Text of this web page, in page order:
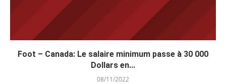
Foot – Canada: Le salaire minimum passe à 30 000
Dollars en...
08/11/2022